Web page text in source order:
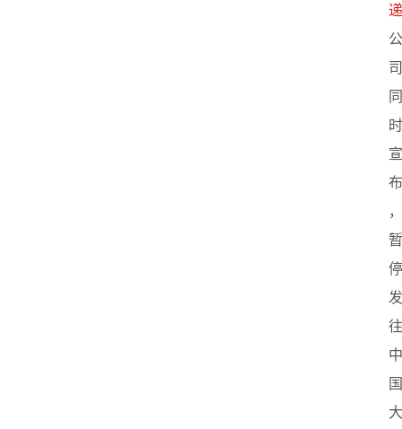
递
公
司
同
时
宣
布
，
暂
停
发
往
中
国
大